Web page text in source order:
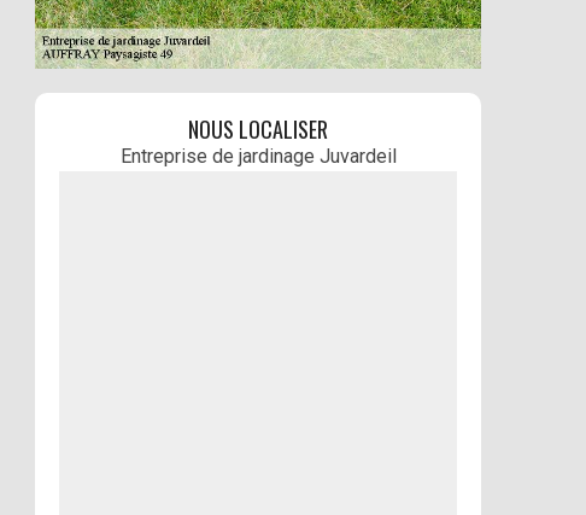
NOUS LOCALISER
Entreprise de jardinage Juvardeil